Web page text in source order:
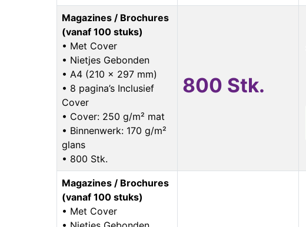
Magazines / Brochures
(vanaf 100 stuks)
• Met Cover
• Nietjes Gebonden
• A4 (210 x 297 mm)
• 8 pagina’s Inclusief
Cover
• Cover: 250 g/m² mat
• Binnenwerk: 170 g/m²
glans
• 800 Stk.
800 Stk.
Magazines / Brochures
(vanaf 100 stuks)
• Met Cover